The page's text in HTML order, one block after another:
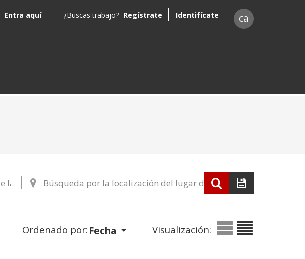
Entra aquí ¿Buscas trabajo? Regístrate Identifícate ca
Ordenado por: Fecha Visualización: